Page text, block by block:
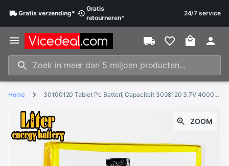
Gratisverzending*
Gratis
retourneren*
24/7 service
Home 30100120 Tablet Pc Batterij Capaciteit 3098120 3.7V 4000mA Universele Li-Ion Batterij Voor Tablet Pc 7 Inch 8 Inch 9inch 10Inch
ZOOM